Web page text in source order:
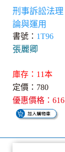
刑事訴訟法理
論與運用
書號： 1T96
張麗卿
庫存：11本
定價：780
優惠價格：616